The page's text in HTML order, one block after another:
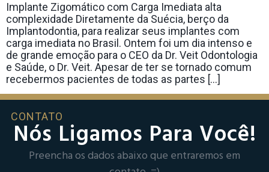
Implante Zigomático com Carga Imediata alta
complexidade Diretamente da Suécia, berço da
Implantodontia, para realizar seus implantes com
carga imediata no Brasil. Ontem foi um dia intenso e
de grande emoção para o CEO da Dr. Veit Odontologia
e Saúde, o Dr. Veit. Apesar de ter se tornado comum
recebermos pacientes de todas as partes […]
CONTATO
Nós Ligamos Para Você!
Preencha os dados abaixo que entraremos em